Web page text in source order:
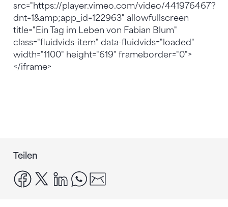
src="https://player.vimeo.com/video/441976467?
dnt=1&amp;app_id=122963" allowfullscreen
title="Ein Tag im Leben von Fabian Blum"
class="fluidvids-item" data-fluidvids="loaded"
width="1100" height="619" frameborder="0">
</iframe>
Teilen
facebook
x linkedinwhatsapp